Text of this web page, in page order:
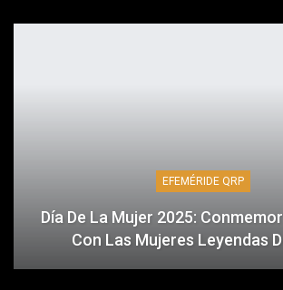
EFEMÉRIDE QRP
Día De La Mujer 2025:
Con Las Mujeres Leyendas